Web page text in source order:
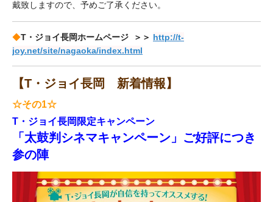
戴致しますので、予めご了承ください。
◆T・ジョイ長岡ホームページ ＞＞ http://t-
joy.net/site/nagaoka/index.html
【T・ジョイ長岡 新着情報】
☆その1☆
T・ジョイ長岡限定キャンペーン
「太鼓判シネマキャンペーン」ご好評につき
参の陣